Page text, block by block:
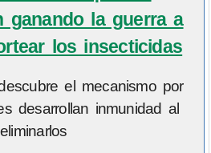
ganando la guerra a
los insecticidas
el mecanismo por
desarrollan inmunidad al